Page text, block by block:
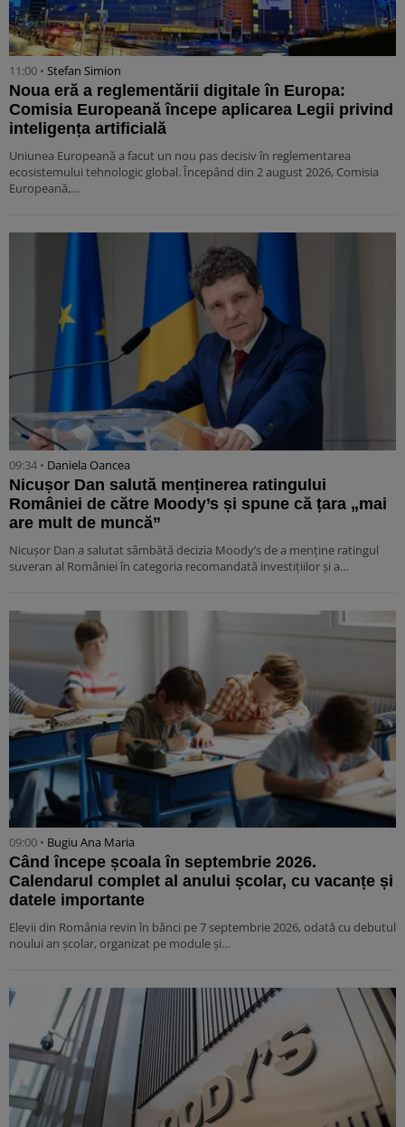
11:00 • Stefan Simion
Noua eră a reglementării digitale în Europa:
Comisia Europeană începe aplicarea Legii privind
inteligența artificială
Uniunea Europeană a facut un nou pas decisiv în reglementarea
ecosistemului tehnologic global. Începând din 2 august 2026, Comisia
Europeană,…
09:34 • Daniela Oancea
Nicușor Dan salută menținerea ratingului
României de către Moody’s și spune că țara „mai
are mult de muncă”
Nicușor Dan a salutat sâmbătă decizia Moody’s de a menține ratingul
suveran al României în categoria recomandată investițiilor și a…
09:00 • Bugiu ⁠Ana Maria
Când începe școala în septembrie 2026.
Calendarul complet al anului școlar, cu vacanțe și
datele importante
Elevii din România revin în bănci pe 7 septembrie 2026, odată cu debutul
noului an școlar, organizat pe module și…